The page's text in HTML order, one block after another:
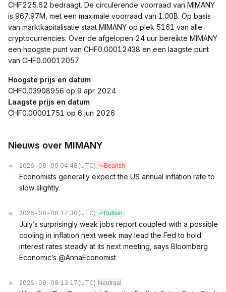
CHF225.62 bedraagt. De circulerende voorraad van MIMANY
is 967.97M, met een maximale voorraad van 1.00B. Op basis
van marktkapitalisatie staat MIMANY op plek 5161 van alle
cryptocurrencies. Over de afgelopen 24 uur bereikte MIMANY
een hoogste punt van CHF0.00012438 en een laagste punt
van CHF0.00012057.
Hoogste prijs en datum
CHF0.03908956 op 9 apr 2024
Laagste prijs en datum
CHF0.00001751 op 6 jun 2026
Nieuws over MIMANY
2026-08-09 04:48 (UTC) Bearish
Economists generally expect the US annual inflation rate to
slow slightly.
2026-08-08 17:30 (UTC) Bullish
July’s surprisingly weak jobs report coupled with a possible
cooling in inflation next week may lead the Fed to hold
interest rates steady at its next meeting, says Bloomberg
Economic’s @AnnaEconomist
2026-08-08 13:17 (UTC) Neutraal